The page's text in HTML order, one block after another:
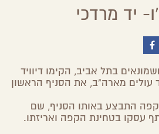
Email
Twitter
Google
Plus
החשמונאים בתל אביב, הקימו דיוויד
עולים מארה"ב, את הסניף הראשון
התבצע באותו הסניף, שם
עסקו בטחינת הקפה ואריזתו.